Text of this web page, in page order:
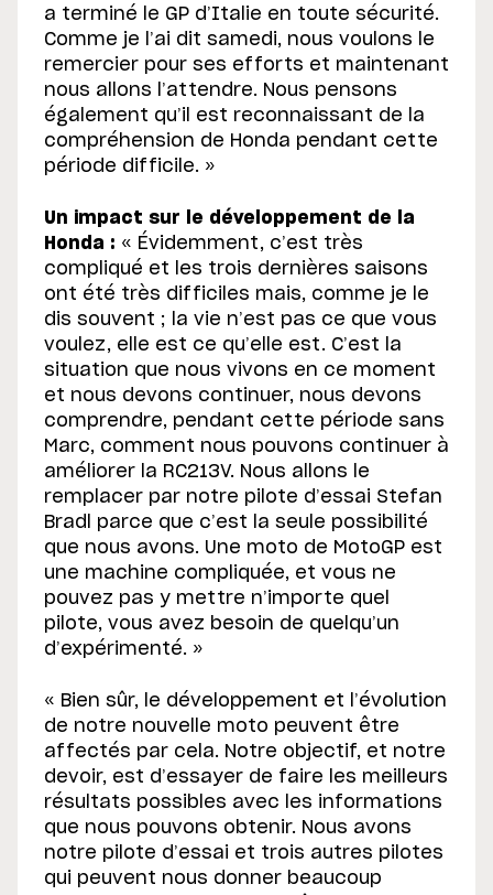
a terminé le GP d’Italie en toute sécurité.
Comme je l’ai dit samedi, nous voulons le
remercier pour ses efforts et maintenant
nous allons l’attendre. Nous pensons
également qu’il est reconnaissant de la
compréhension de Honda pendant cette
période difficile. »
Un impact sur le développement de la
Honda : « Évidemment, c’est très
compliqué et les trois dernières saisons
ont été très difficiles mais, comme je le
dis souvent ; la vie n’est pas ce que vous
voulez, elle est ce qu’elle est. C’est la
situation que nous vivons en ce moment
et nous devons continuer, nous devons
comprendre, pendant cette période sans
Marc, comment nous pouvons continuer à
améliorer la RC213V. Nous allons le
remplacer par notre pilote d’essai Stefan
Bradl parce que c’est la seule possibilité
que nous avons. Une moto de MotoGP est
une machine compliquée, et vous ne
pouvez pas y mettre n’importe quel
pilote, vous avez besoin de quelqu’un
d’expérimenté. »
« Bien sûr, le développement et l’évolution
de notre nouvelle moto peuvent être
affectés par cela. Notre objectif, et notre
devoir, est d’essayer de faire les meilleurs
résultats possibles avec les informations
que nous pouvons obtenir. Nous avons
notre pilote d’essai et trois autres pilotes
qui peuvent nous donner beaucoup